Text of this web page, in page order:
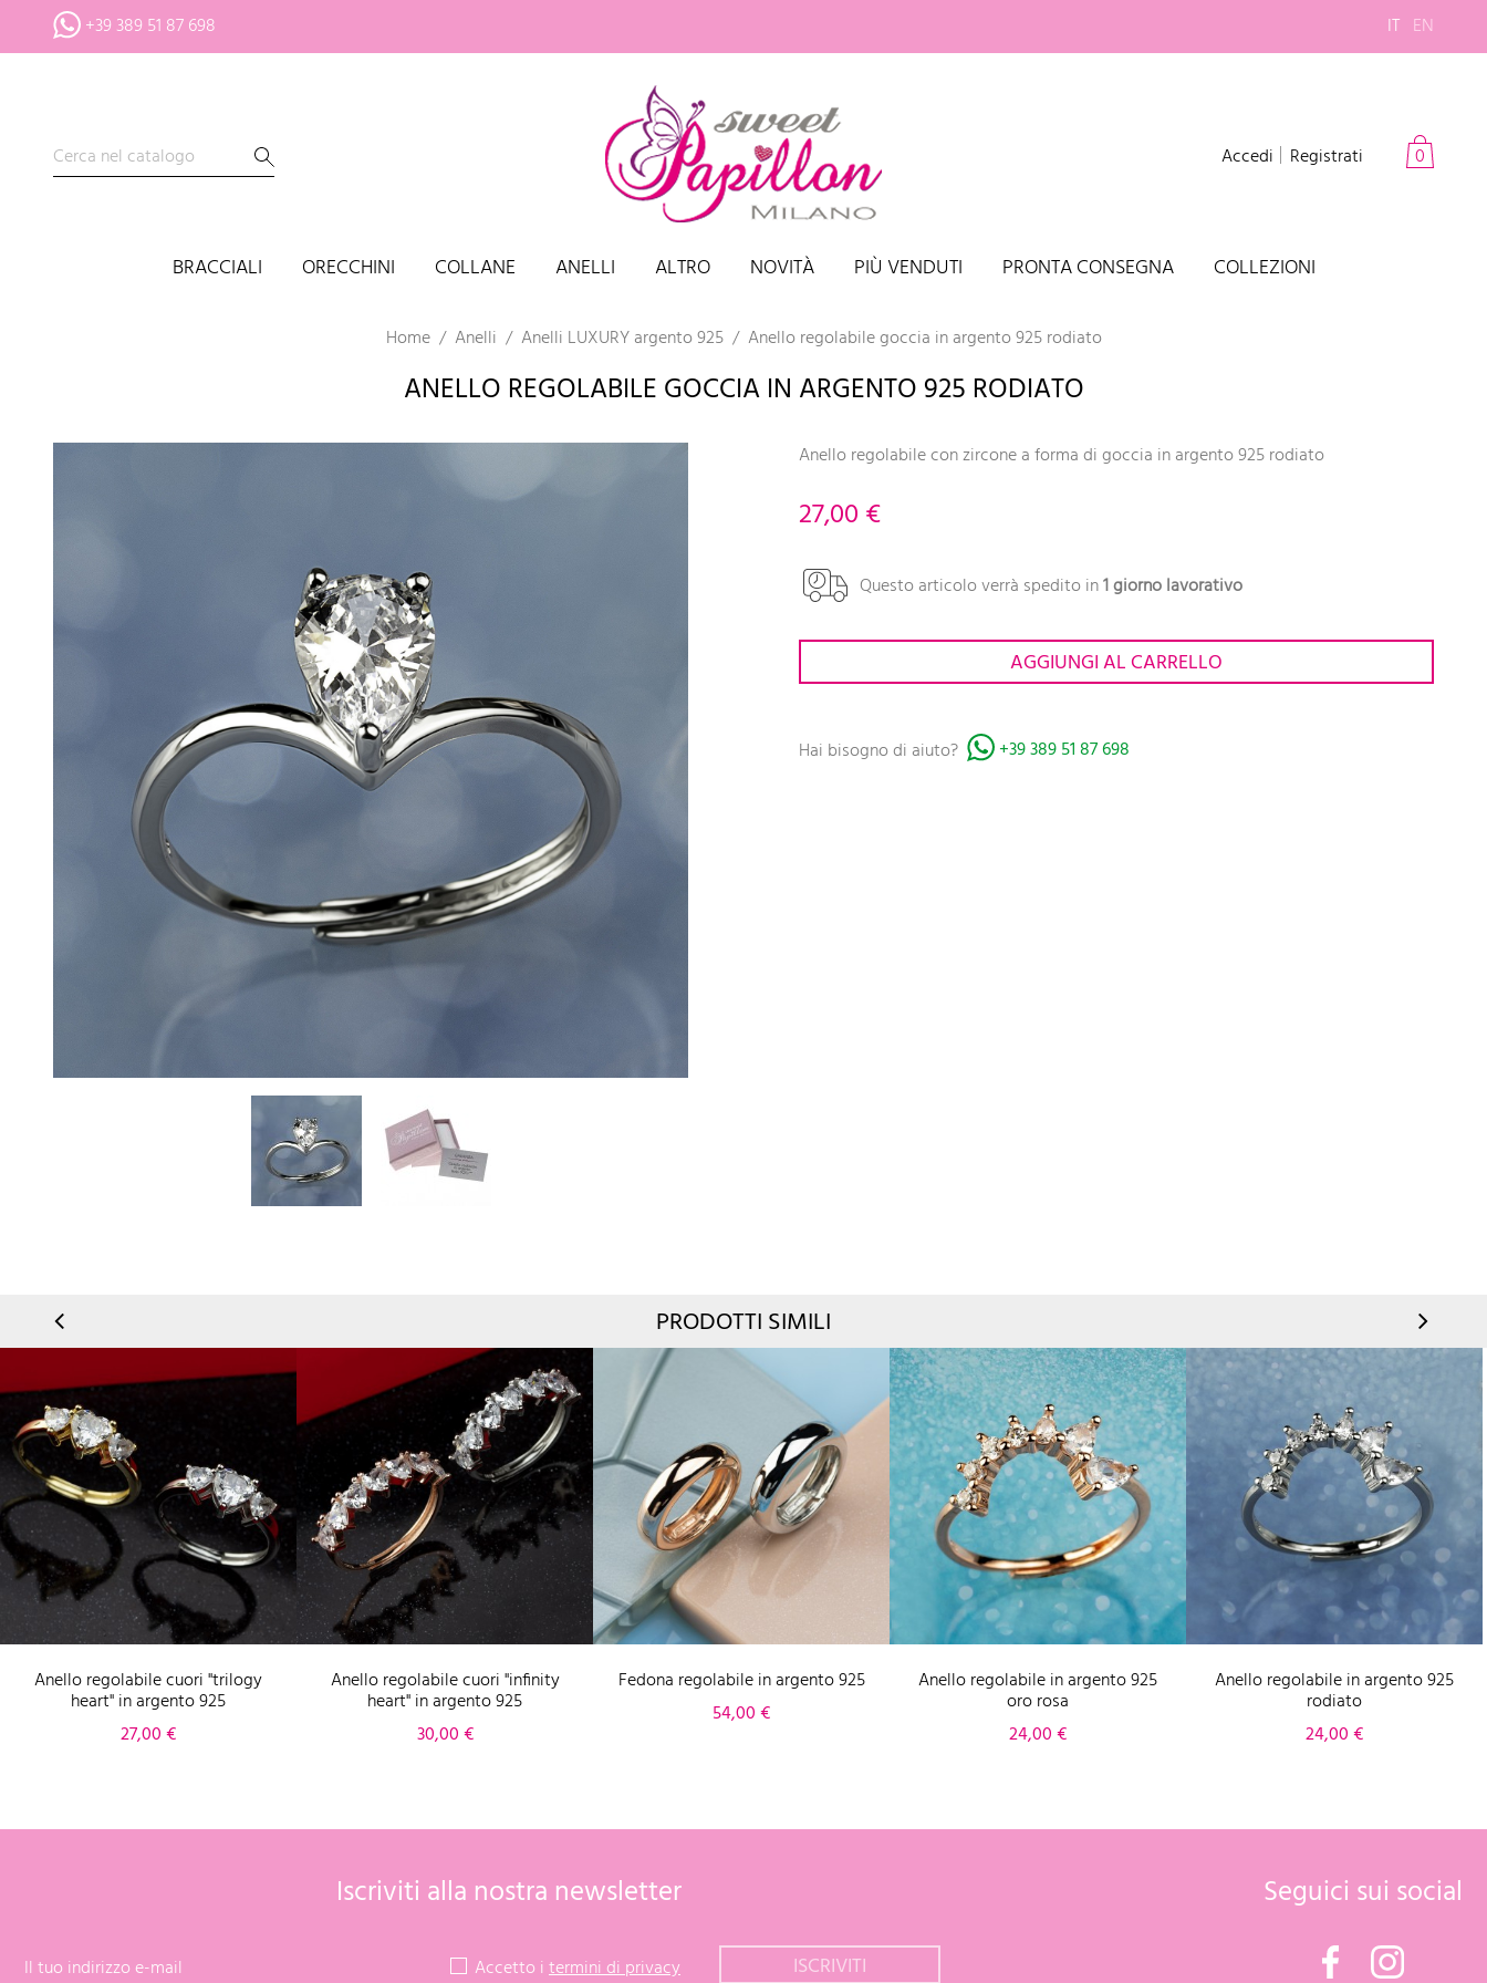
+39 389 51 87 698 IT EN
Accedi Registrati 0
BRACCIALI ORECCHINI COLLANE ANELLI ALTRO NOVITÀ PIÙ VENDUTI PRONTA CONSEGNA COLLEZIONI
Home Anelli Anelli LUXURY argento 925 Anello regolabile goccia in argento 925 rodiato
ANELLO REGOLABILE GOCCIA IN ARGENTO 925 RODIATO
Anello regolabile con zircone a forma di goccia in argento 925 rodiato
27,00 €
Questo articolo verrà spedito in1 giorno lavorativo
AGGIUNGI AL CARRELLO
Hai bisogno di aiuto? +39 389 51 87 698
PRODOTTI SIMILI
Anello regolabile cuori "trilogy
heart" in argento 925
Prezzo
27,00 €
Anello regolabile cuori "infinity
heart" in argento 925
Prezzo
30,00 €
Fedona regolabile in argento 925
Prezzo
54,00 €
Anello regolabile in argento 925
oro rosa
Prezzo
24,00 €
Anello regolabile in argento 925
rodiato
Prezzo
24,00 €
Iscriviti alla nostra newsletter
Accetto itermini di privacy
Seguici sui social
Facebook